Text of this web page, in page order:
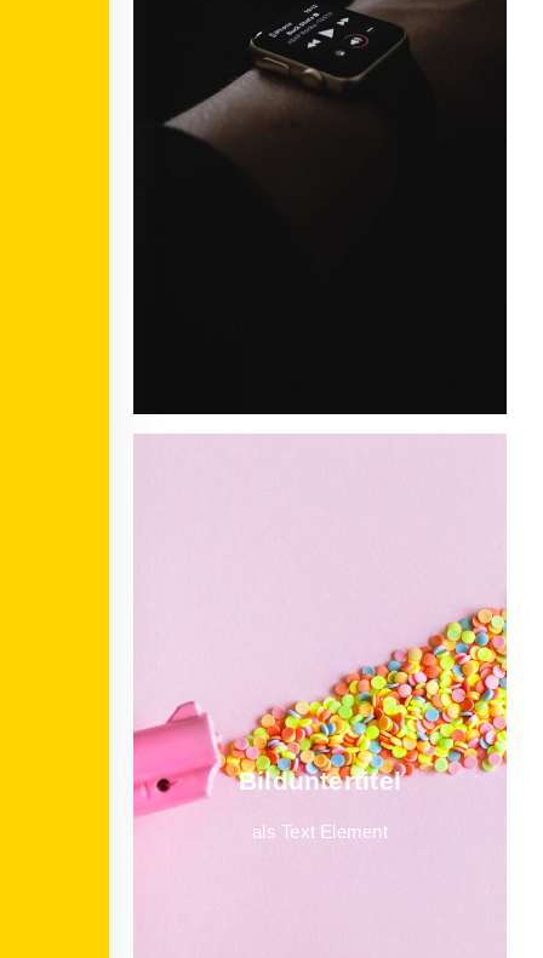
Bild­unter­titel
als Text Element